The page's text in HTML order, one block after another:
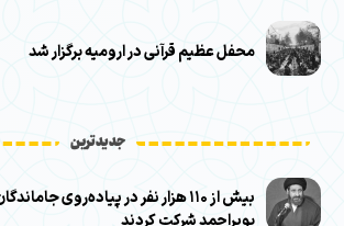
محفل عظیم قرآنی در ارومیه برگزار شد
جدیدترین
بیش از ۱۱۰ هزار نفر در پیاده‌روی
بویراحمد شرکت کردند